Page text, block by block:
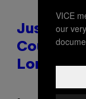
Justin
Country-
Long
VICE
our